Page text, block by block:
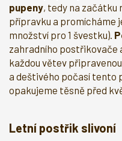
pupeny, tedy na začátku
přípravku a promícháme
množství pro 1 švestku).
zahradního postřikovače
každou větev
a deštivého počasí tento
opakujeme těsně před
Letní postřik slivoní